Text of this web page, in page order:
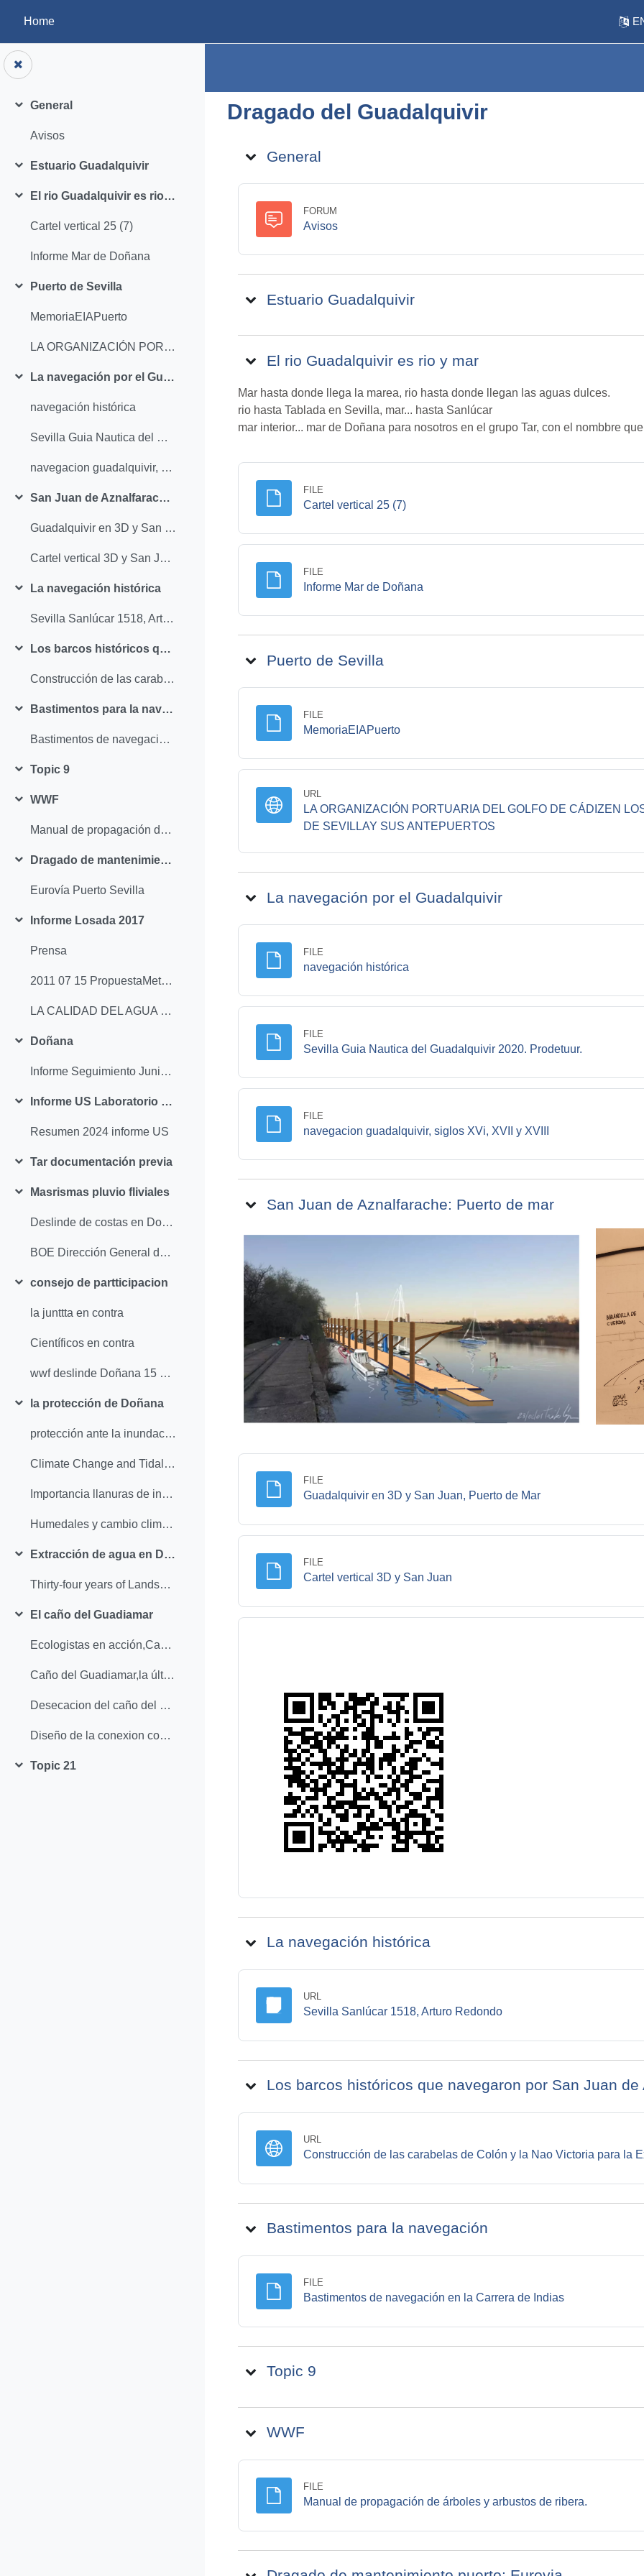
Home
Collapse
General
Avisos
Collapse
Estuario Guadalquivir
Collapse
El rio Guadalquivir es rio y mar
Cartel vertical 25 (7)
Informe Mar de Doñana
Collapse
Puerto de Sevilla
MemoriaEIAPuerto
LA ORGANIZACIÓN PORTUARIA DEL GOLFO DE CÁDIZEN LOS SIGLOS XVI Y XVII: EL ARENAL DE SEVILLAY SUS ANTEPUERTOS
Collapse
La navegación por el Guadalquivir
navegación histórica
Sevilla Guia Nautica del Guadalquivir 2020. Prodetuur.
navegacion guadalquivir, siglos XVi, XVII y XVIII
Collapse
San Juan de Aznalfarache: Puerto de mar
Guadalquivir en 3D y San Juan, Puerto de Mar
Cartel vertical 3D y San Juan
Collapse
La navegación histórica
Sevilla Sanlúcar 1518, Arturo Redondo
Collapse
Los barcos históricos que navegaron por San Juan de Alfarache
Construcción de las carabelas de Colón y la Nao Victoria para la Expo 92
Collapse
Bastimentos para la navegación
Bastimentos de navegación en la Carrera de Indias
Collapse
Topic 9
Collapse
WWF
Manual de propagación de árboles y arbustos de ribera.
Collapse
Dragado de mantenimiento puerto: Eurovia
Eurovía Puerto Sevilla
Collapse
Informe Losada 2017
Prensa
2011 07 15 PropuestaMetodologica losada
LA CALIDAD DEL AGUA GUADALQUIVIR. TESIS EVA CONTRERAS 2012 CORDOBA
Collapse
Doñana
Informe Seguimiento Junio 2024 Medioambiental
Collapse
Informe US Laboratorio biología marina
Resumen 2024 informe US
Collapse
Tar documentación previa
Collapse
Masrismas pluvio fliviales
Deslinde de costas en Doñana
BOE Dirección General de la Costa y el Mar deslinde
Collapse
consejo de partticipacion
la junttta en contra
Científicos en contra
wwf deslinde Doñana 15 Octubre
Collapse
la protección de Doñana
protección ante la inundación final total
Climate Change and Tidal Hydrodynamics of Guadalquivir Estuary and Doñana Marshes: A Comprehensive Review
Importancia llanuras de inundación
Humedales y cambio climático
Collapse
Extracción de agua en Doñana
Thirty-four years of Landsat monitoring reveal long-term effects of groundwater abstractions on a World Heritage Site wetland
Collapse
El caño del Guadiamar
Ecologistas en acción,Caño del Guadiamar
Caño del Guadiamar,la última esperanza
Desecacion del caño del Guadiama
Diseño de la conexion con el Caño del Guadiamar
Collapse
Topic 21
Dragado del Guadalquivir
Topic outline
General
FORUM
AvisosForum
Estuario Guadalquivir
El rio Guadalquivir es rio y mar
Mar hasta donde llega la marea, rio hasta donde llegan las aguas dulces.
rio hasta Tablada en Sevilla, mar... hasta Sanlúcar
mar interior... mar de Doñana para nosotros en el grupo Tar, con el nombbre
FILE
Cartel vertical 25 (7)File
FILE
Informe Mar de Doñana
Puerto de Sevilla
FILE
MemoriaEIAPuertoFile
URL
LA ORGANIZACIÓN PORTUARIA DEL GOLFO DE CÁDIZEN
DE SEVILLAY SUS ANTEPUERTOS
La navegación por el Guadalquivir
FILE
navegación histórica
FILE
Sevilla Guia Nautica del Guadalquivir 2020. Prodetuur.
FILE
navegacion guadalquivir, siglos XVi, XVII y XVIII
San Juan de Aznalfarache: Puerto de mar
FILE
Guadalquivir en 3D y San Juan, Puerto de MarFile
FILE
Cartel vertical 3D y San Juan
La navegación histórica
URL
Sevilla Sanlúcar 1518, Arturo RedondoURL
Los barcos históricos que navegaron por San Juan de
URL
Construcción de las carabelas de Colón y la Nao Victoria para la
Bastimentos para la navegación
FILE
Bastimentos de navegación en la Carrera de IndiasFile
Topic 9
WWF
FILE
Manual de propagación de árboles y arbustos de ribera.